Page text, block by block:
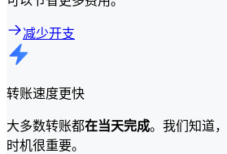
减少开支
转账速度更快
大多数转账都在当天完成。我们知道
时机很重要。